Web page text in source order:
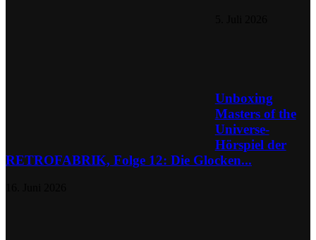
Unboxing
Masters of the
Universe-
Hörspiel der
RETROFABRIK, Folge 12: Die Glocken...